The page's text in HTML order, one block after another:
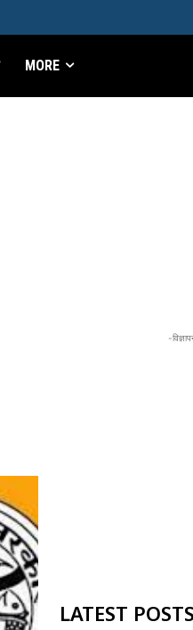
MORE
-
LATEST POSTS